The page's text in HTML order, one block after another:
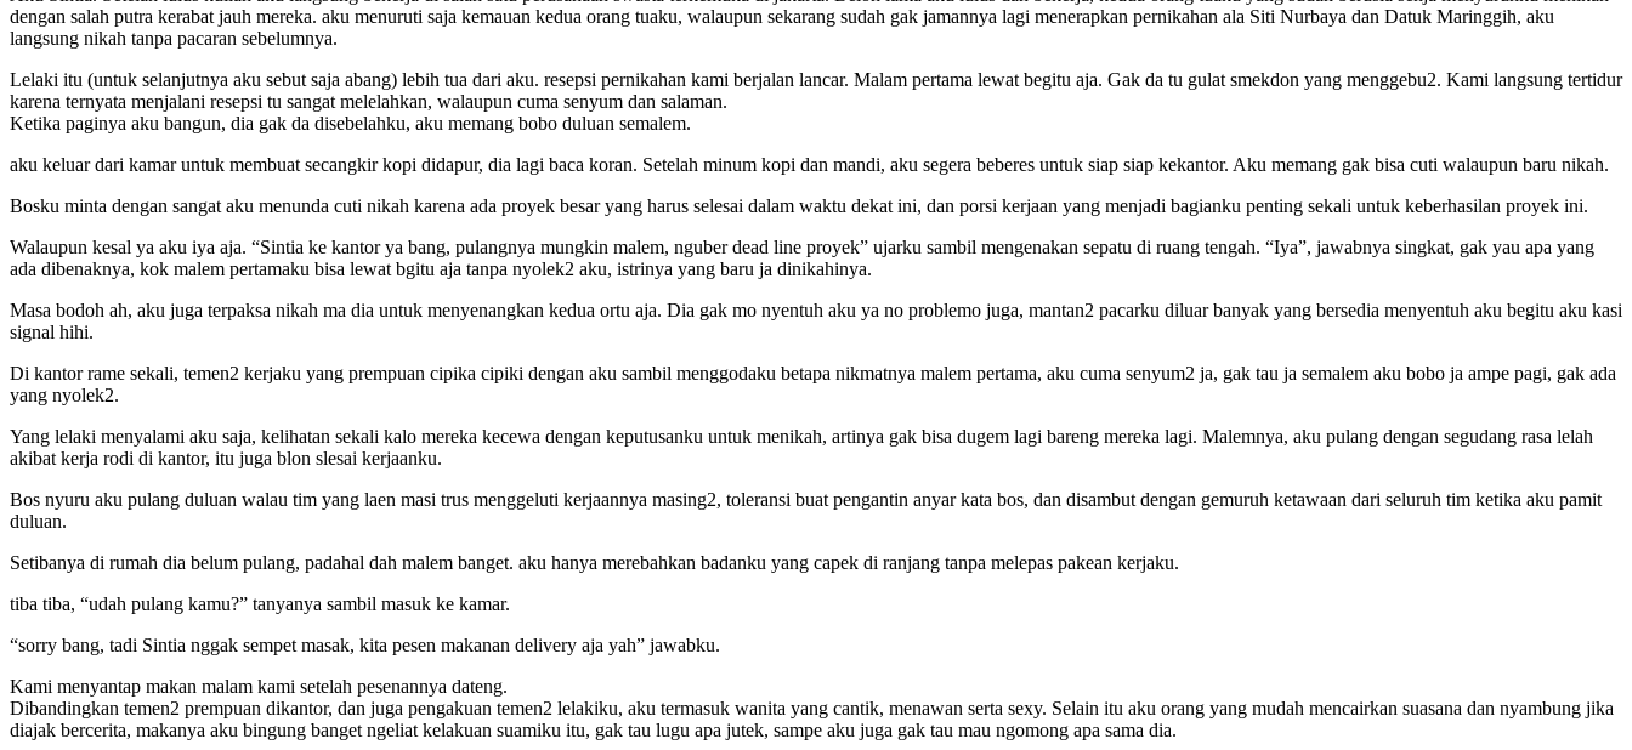
dengan salah putra kerabat jauh mereka. aku menuruti saja kemauan kedua orang tuaku, walaupun sekarang sudah gak jamannya lagi menerapkan pernikahan ala Siti Nurbaya dan Datuk Maringgih, aku
langsung nikah tanpa pacaran sebelumnya.
Lelaki itu (untuk selanjutnya aku sebut saja abang) lebih tua dari aku. resepsi pernikahan kami berjalan lancar. Malam pertama lewat begitu aja. Gak da tu gulat smekdon yang menggebu2. Kami langsung tertidur
karena ternyata menjalani resepsi tu sangat melelahkan, walaupun cuma senyum dan salaman.
Ketika paginya aku bangun, dia gak da disebelahku, aku memang bobo duluan semalem.
aku keluar dari kamar untuk membuat secangkir kopi didapur, dia lagi baca koran. Setelah minum kopi dan mandi, aku segera beberes untuk siap siap kekantor. Aku memang gak bisa cuti walaupun baru nikah.
Bosku minta dengan sangat aku menunda cuti nikah karena ada proyek besar yang harus selesai dalam waktu dekat ini, dan porsi kerjaan yang menjadi bagianku penting sekali untuk keberhasilan proyek ini.
Walaupun kesal ya aku iya aja. “Sintia ke kantor ya bang, pulangnya mungkin malem, nguber dead line proyek” ujarku sambil mengenakan sepatu di ruang tengah. “Iya”, jawabnya singkat, gak yau apa yang
ada dibenaknya, kok malem pertamaku bisa lewat bgitu aja tanpa nyolek2 aku, istrinya yang baru ja dinikahinya.
Masa bodoh ah, aku juga terpaksa nikah ma dia untuk menyenangkan kedua ortu aja. Dia gak mo nyentuh aku ya no problemo juga, mantan2 pacarku diluar banyak yang bersedia menyentuh aku begitu aku kasi
signal hihi.
Di kantor rame sekali, temen2 kerjaku yang prempuan cipika cipiki dengan aku sambil menggodaku betapa nikmatnya malem pertama, aku cuma senyum2 ja, gak tau ja semalem aku bobo ja ampe pagi, gak ada
yang nyolek2.
Yang lelaki menyalami aku saja, kelihatan sekali kalo mereka kecewa dengan keputusanku untuk menikah, artinya gak bisa dugem lagi bareng mereka lagi. Malemnya, aku pulang dengan segudang rasa lelah
akibat kerja rodi di kantor, itu juga blon slesai kerjaanku.
Bos nyuru aku pulang duluan walau tim yang laen masi trus menggeluti kerjaannya masing2, toleransi buat pengantin anyar kata bos, dan disambut dengan gemuruh ketawaan dari seluruh tim ketika aku pamit
duluan.
Setibanya di rumah dia belum pulang, padahal dah malem banget. aku hanya merebahkan badanku yang capek di ranjang tanpa melepas pakean kerjaku.
tiba tiba, “udah pulang kamu?” tanyanya sambil masuk ke kamar.
“sorry bang, tadi Sintia nggak sempet masak, kita pesen makanan delivery aja yah” jawabku.
Kami menyantap makan malam kami setelah pesenannya dateng.
Dibandingkan temen2 prempuan dikantor, dan juga pengakuan temen2 lelakiku, aku termasuk wanita yang cantik, menawan serta sexy. Selain itu aku orang yang mudah mencairkan suasana dan nyambung jika
diajak bercerita, makanya aku bingung banget ngeliat kelakuan suamiku itu, gak tau lugu apa jutek, sampe aku juga gak tau mau ngomong apa sama dia.